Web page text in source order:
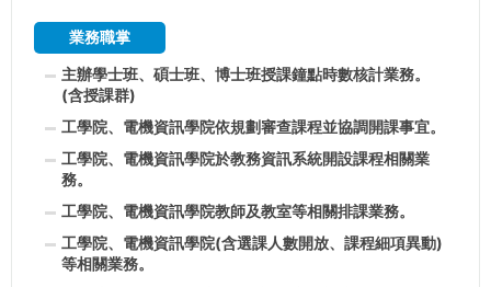
業務職掌
主辦學士班、碩士班、博士班授課鐘點時數核計業務。
(含授課群)
工學院、電機資訊學院依規劃審查課程並協調開課事宜。
工學院、電機資訊學院於教務資訊系統開設課程相關業
務。
工學院、電機資訊學院教師及教室等相關排課業務。
工學院、電機資訊學院(含選課人數開放、課程細項異動)
等相關業務。